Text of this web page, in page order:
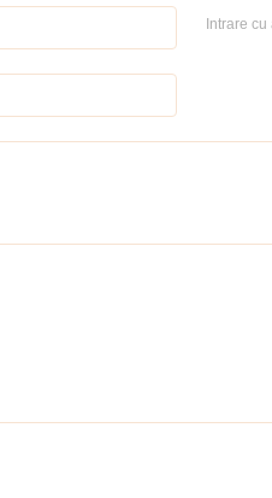
Intrare cu